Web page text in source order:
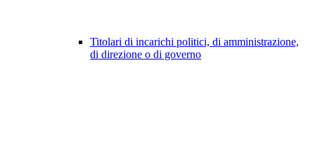
Titolari di incarichi politici, di amministrazione,
di direzione o di governo